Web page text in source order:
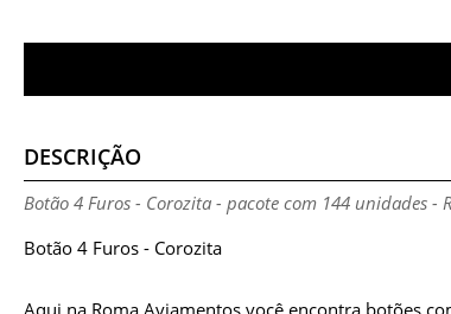
DESCRIÇÃO
Botão 4 Furos - Corozita - pacote com 144 unidades -
Botão 4 Furos - Corozita
Aqui na Roma Aviamentos você encontra botões